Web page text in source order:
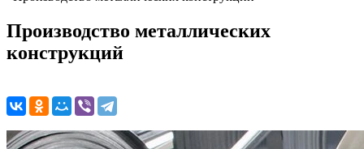
Производство металлических
конструкций